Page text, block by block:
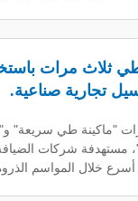
باستخدام معدات
سريعة" و"معدات غسيل
الضيافة التي تحتاج إلى
الذروة.